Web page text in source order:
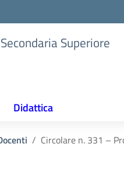
Superiore
Didattica
Circolare n. 331 –